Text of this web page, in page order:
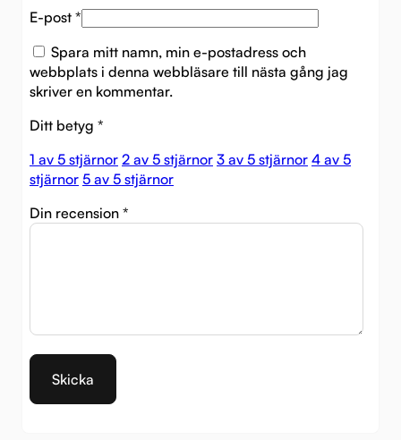
E-post *
Spara mitt namn, min e-postadress och
webbplats i denna webbläsare till nästa gång jag
skriver en kommentar.
Ditt betyg *
1 av 5 stjärnor 2 av 5 stjärnor 3 av 5 stjärnor 4 av 5
stjärnor 5 av 5 stjärnor
Din recension *